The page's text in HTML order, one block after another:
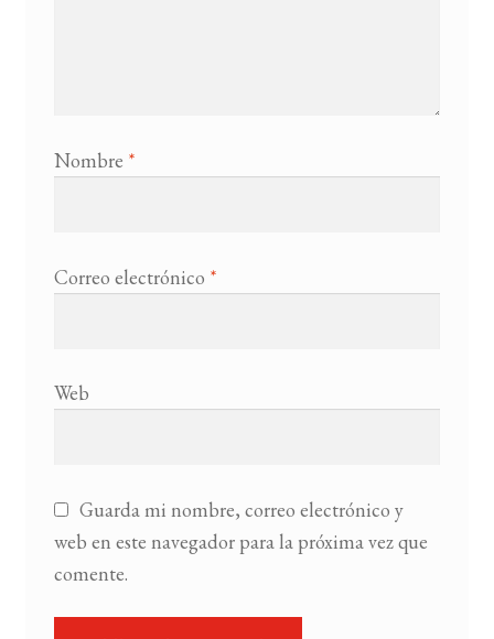
Nombre *
Correo electrónico *
Web
Guarda mi nombre, correo electrónico y
web en este navegador para la próxima vez que
comente.